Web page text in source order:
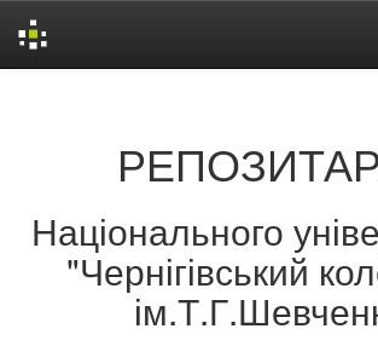
Національного
"Чернігівський